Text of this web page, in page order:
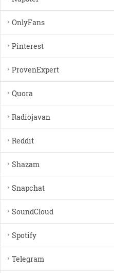
OnlyFans
Pinterest
ProvenExpert
Quora
Radiojavan
Reddit
Shazam
Snapchat
SoundCloud
Spotify
Telegram